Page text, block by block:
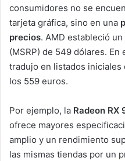
consumidores no se
tarjeta gráfica, sino en una
precios. AMD estableció
(MSRP) de 549 dólares. En
tradujo en listados
los 559 euros.
Por ejemplo, la Radeon RX
ofrece mayores
amplio y un rendimiento
las mismas tiendas por un